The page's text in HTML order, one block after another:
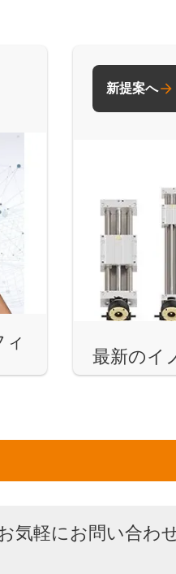
最新のイ
新提案へ
気軽にお問い合わ